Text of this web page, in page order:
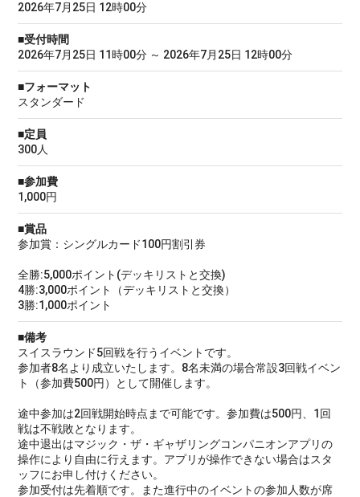
2026年7月25日 12時00分
■受付時間
2026年7月25日 11時00分 ～ 2026年7月25日 12時00分
■フォーマット
スタンダード
■定員
300人
■参加費
1,000円
■賞品
参加賞：シングルカード100円割引券
全勝:5,000ポイント(デッキリストと交換)
4勝:3,000ポイント（デッキリストと交換）
3勝:1,000ポイント
■備考
スイスラウンド5回戦を行うイベントです。
参加者8名より成立いたします。8名未満の場合常設3回戦イベン
ト（参加費500円）として開催します。
途中参加は2回戦開始時点まで可能です。参加費は500円、1回
戦は不戦敗となります。
途中退出はマジック・ザ・ギャザリングコンパニオンアプリの
操作により自由に行えます。アプリが操作できない場合はスタ
ッフにお申し付けください。
参加受付は先着順です。また進行中のイベントの参加人数が席